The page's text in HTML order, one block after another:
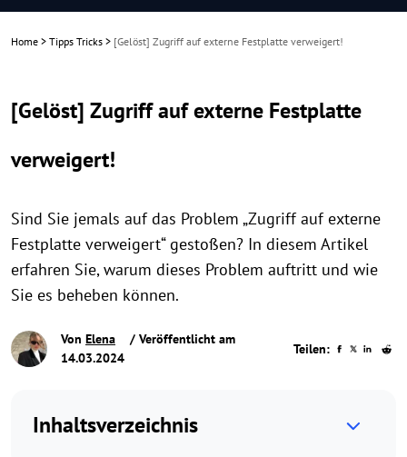
Home > Tipps Tricks > [Gelöst] Zugriff auf externe Festplatte verweigert!
[Gelöst] Zugriff auf externe Festplatte
verweigert!
Sind Sie jemals auf das Problem „Zugriff auf externe
Festplatte verweigert“ gestoßen? In diesem Artikel
erfahren Sie, warum dieses Problem auftritt und wie
Sie es beheben können.
Von Elena
/ Veröffentlicht am
14.03.2024
Teilen:
Inhaltsverzeichnis